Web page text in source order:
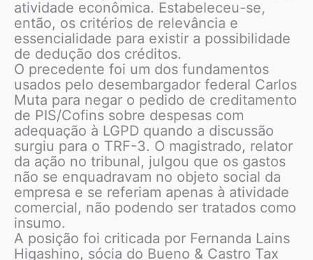
atividade econômica. Estabeleceu-se,
então, os critérios de relevância e
essencialidade para existir a possibilidade
de dedução dos créditos.
O precedente foi um dos fundamentos
usados pelo desembargador federal Carlos
Muta para negar o pedido de creditamento
de PIS/Cofins sobre despesas com
adequação à LGPD quando a discussão
surgiu para o TRF-3. O magistrado, relator
da ação no tribunal, julgou que os gastos
não se enquadravam no objeto social da
empresa e se referiam apenas à atividade
comercial, não podendo ser tratados como
insumo.
A posição foi criticada por Fernanda Lains
Higashino, sócia do Bueno & Castro Tax